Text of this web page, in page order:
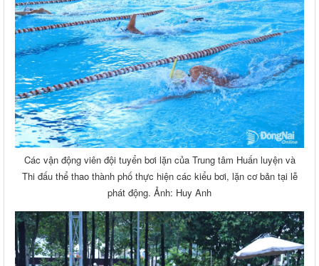
Các vận động viên đội tuyển bơi lặn của Trung tâm Huấn luyện và
Thi đấu thể thao thành phố thực hiện các kiểu bơi, lặn cơ bản tại lễ
phát động. Ảnh: Huy Anh